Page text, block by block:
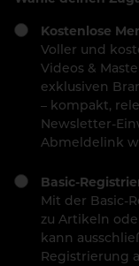
Kostenlose
Voller und
Videos &
exklusiven
– kompakt,
Newsletter-
Abmeldelink
Basic-
Mit der Basic-
zu Artikeln
kann
Registrierung